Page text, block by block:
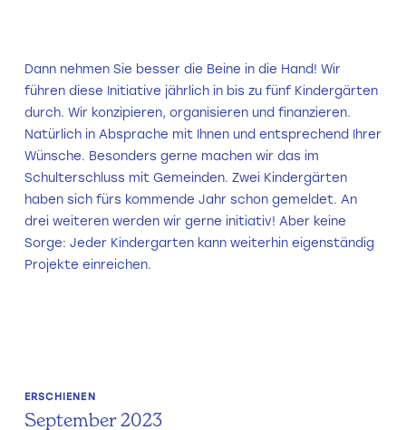
Dann nehmen Sie besser die Beine in die Hand! Wir
führen diese Initiative jährlich in bis zu fünf Kindergärten
durch. Wir konzipieren, organisieren und finanzieren.
Natürlich in Absprache mit Ihnen und entsprechend Ihrer
Wünsche. Besonders gerne machen wir das im
Schulterschluss mit Gemeinden. Zwei Kindergärten
haben sich fürs kommende Jahr schon gemeldet. An
drei weiteren werden wir gerne initiativ! Aber keine
Sorge: Jeder Kindergarten kann weiterhin eigenständig
Projekte einreichen.
ERSCHIENEN
September 2023